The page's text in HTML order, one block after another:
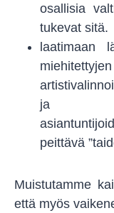
osallisia
tukevat sitä.
laatimaan
ja
peittävä
Muistutamme
että myös